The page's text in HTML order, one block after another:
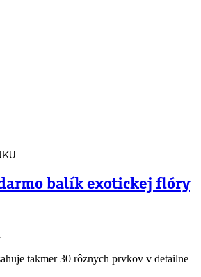
balík exotickej flóry
takmer 30 rôznych prvkov v detailne